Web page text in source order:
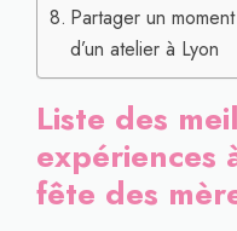
Partager un
d’un atelier à Lyon
Liste des
expériences
fête des